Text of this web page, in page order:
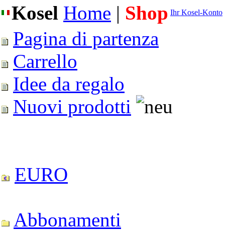
Kosel Home | Shop Ihr Kosel-Konto
Pagina di partenza
Carrello
Idee da regalo
Nuovi prodotti
EURO
Abbonamenti